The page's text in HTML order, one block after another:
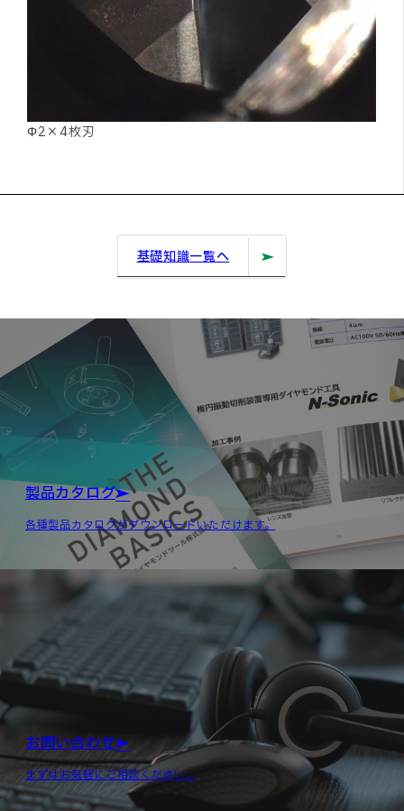
Φ2×4枚刃
基礎知識一覧へ
製品カタログ
各種製品カタログがダウンロードいただけます。
お問い合わせ
まずはお気軽にご相談ください。